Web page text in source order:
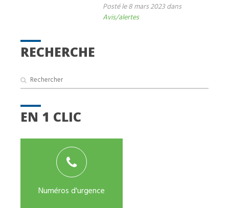
RECHERCHE
EN 1 CLIC
Numéros d'urgence
Posté le 8 mars 2023 dans
Avis/alertes